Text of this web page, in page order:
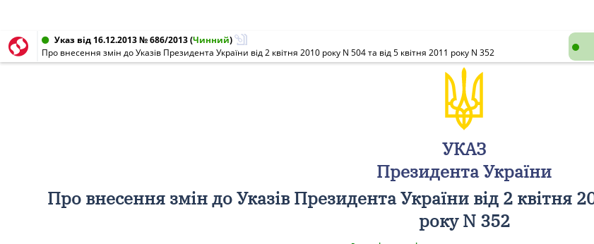
Указ від 16.12.2013 № 686/2013(Чинний)
Про внесення змін до Указів Президента України від 2 квітня 2010 року N 504 та від 5 квітня 2011 року N 352